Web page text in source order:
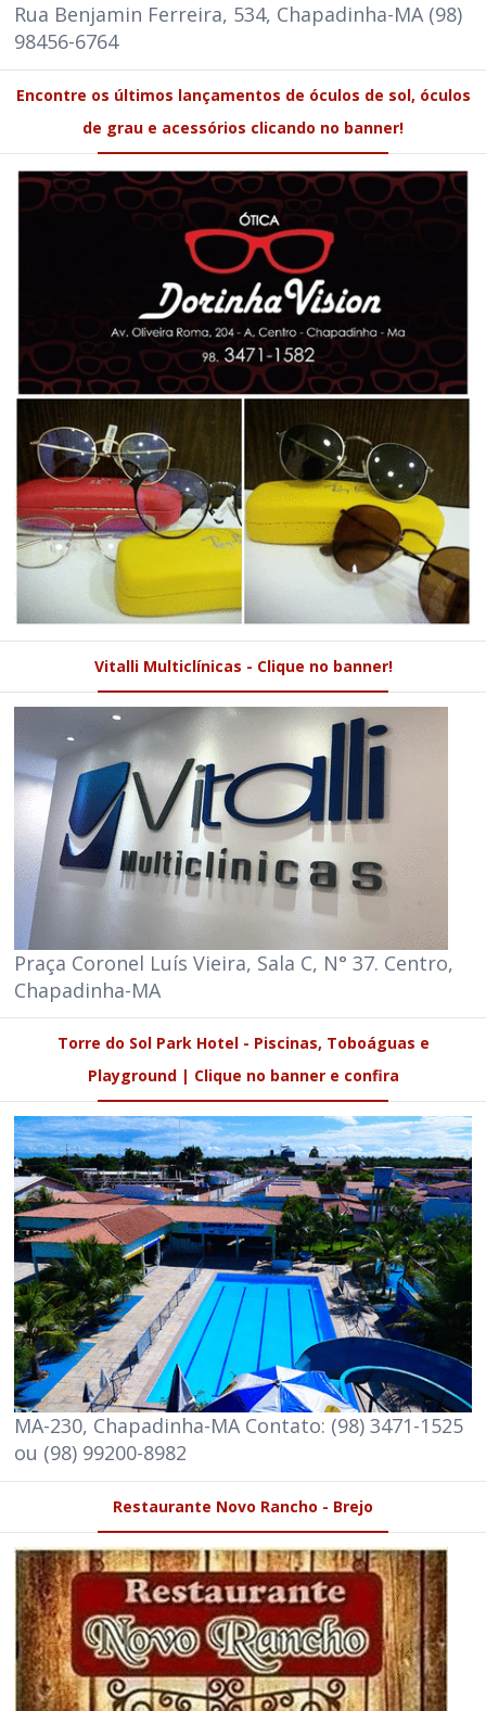
Rua Benjamin Ferreira, 534, Chapadinha-MA (98)
98456-6764
Encontre os últimos lançamentos de óculos de sol, óculos
de grau e acessórios clicando no banner!
Vitalli Multiclínicas - Clique no banner!
Praça Coronel Luís Vieira, Sala C, N° 37. Centro,
Chapadinha-MA
Torre do Sol Park Hotel - Piscinas, Toboáguas e
Playground | Clique no banner e confira
MA-230, Chapadinha-MA Contato: (98) 3471-1525
ou (98) 99200-8982
Restaurante Novo Rancho - Brejo